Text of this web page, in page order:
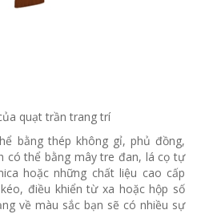
quạt trần trang trí
bằng thép không gỉ, phủ đồng,
có thể bằng mây tre đan, lá cọ tự
hoặc những chất liệu cao cấp
điều khiển từ xa hoặc hộp số
về màu sắc bạn sẽ có nhiều sự